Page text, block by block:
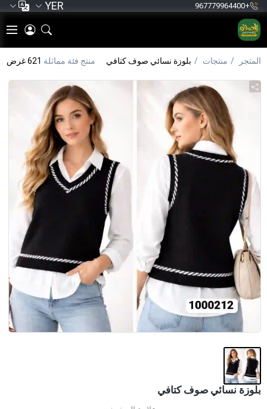
+967779964400
YER
المتجر منتجات بلوزة نسائي صوف كتافي منتج فئة مماثلة 621 غرض
بلوزة نسائي صوف كتافي